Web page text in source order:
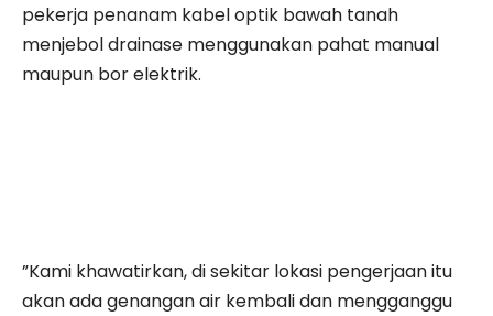
pekerja penanam kabel optik bawah tanah
menjebol drainase menggunakan pahat manual
maupun bor elektrik.
”Kami khawatirkan, di sekitar lokasi pengerjaan itu
akan ada genangan air kembali dan mengganggu